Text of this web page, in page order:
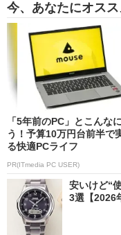
今、あなたにオスス
「5年前のPC」とこんな
う！予算10万円台前半で
る快適PCライフ
PR(ITmedia PC USER)
安いけど“
3選【2026